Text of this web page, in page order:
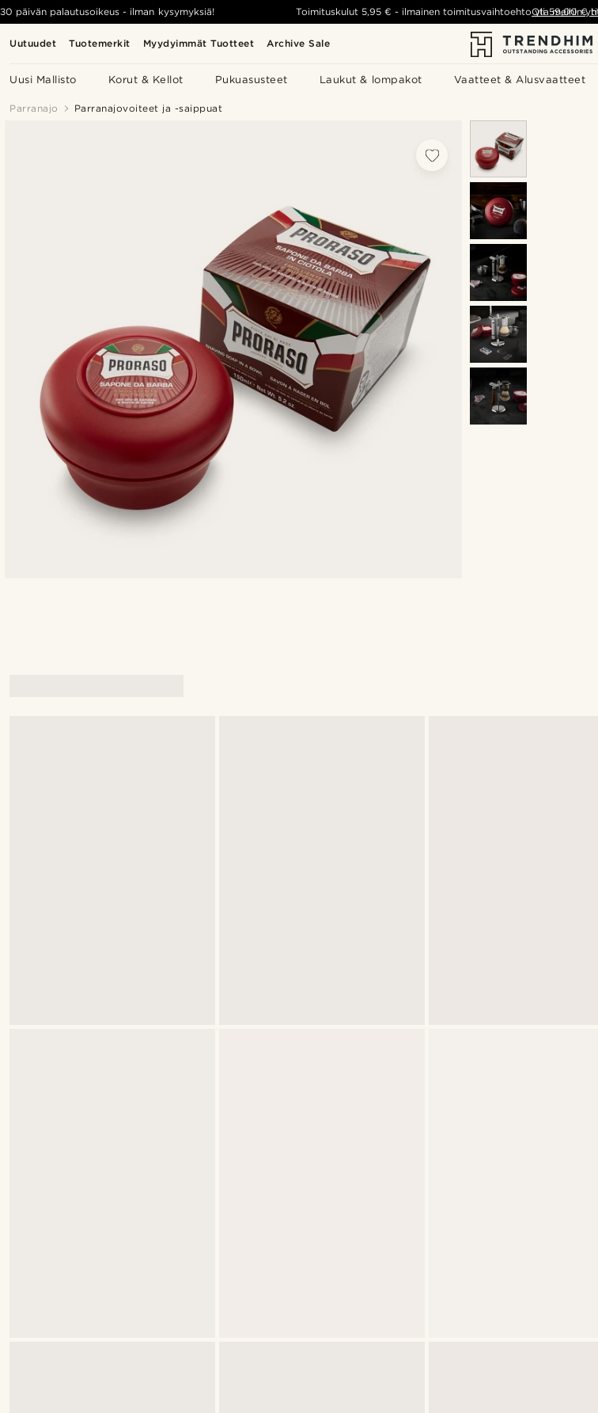
Uutuudet Tuotemerkit Myydyimmät Tuotteet Archive Sale
Uusi Mallisto Korut & Kellot Pukuasusteet Laukut & lompakot Vaatteet & Alusvaatteet
30 päivän palautusoikeus - ilman kysymyksiä! Toimituskulut 5,95 € - ilmainen toimitusvaihtoehto yli 59,00 €
Ota meihin
Parranajo Parranajovoiteet ja -saippuat